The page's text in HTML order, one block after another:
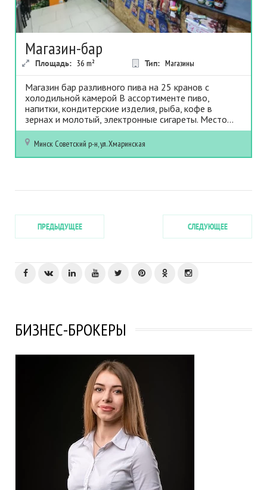
Магазин-бар
Площадь: 36 m² Тип: Магазины
Магазин бар разливного пива на 25 кранов с
холодильной камерой В ассортименте пиво,
напитки, кондитерские изделия, рыба, кофе в
зернах и молотый, электронные сигареты. Место...
Минск Советский р-н, ул. Хмаринская
ПРЕДЫДУЩЕЕ СЛЕДУЮЩЕЕ
БИЗНЕС-БРОКЕРЫ